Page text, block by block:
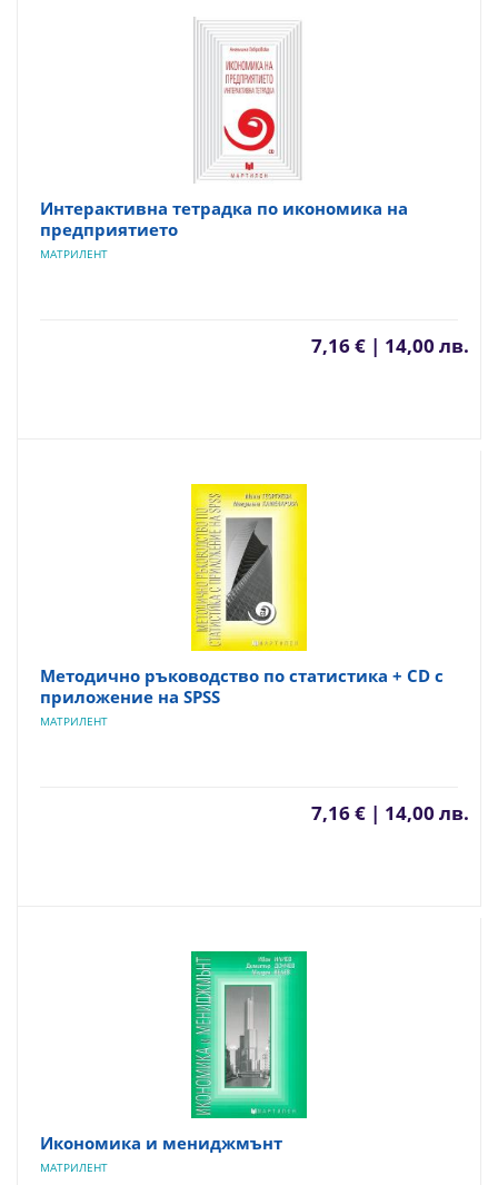
Интерактивна тетрадка по икономика на
предприятието
МАТРИЛЕНТ
7,16 € | 14,00 лв.
Методично ръководство по статистика + CD с
приложение на SPSS
МАТРИЛЕНТ
7,16 € | 14,00 лв.
Икономика и мениджмънт
МАТРИЛЕНТ